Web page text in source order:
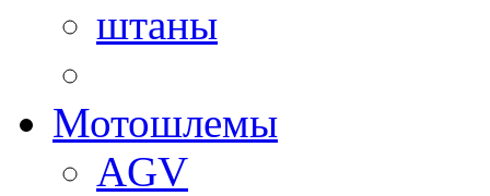
штаны
Мотошлемы
AGV